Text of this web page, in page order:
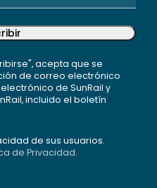
acepta que se
de correo electrónico
de SunRail y
incluido el boletín
de sus usuarios.
de Privacidad.